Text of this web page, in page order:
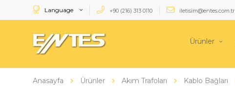
Language +90 (216) 313 0110 iletisim@entes.com.tr
Ürünler
Anasayfa Ürünler Akım Trafoları Kablo Bağları